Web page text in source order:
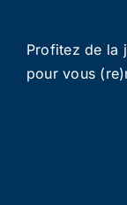
Profitez de la
pour vous